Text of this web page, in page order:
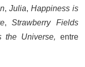
, Julia, Happiness is
,Strawberry Fields
the Universe, entre